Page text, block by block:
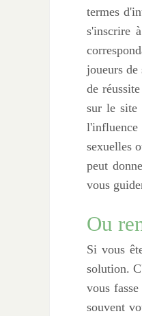
termes
s'inscrire
joueurs
de
sur le site
l'influence
sexuelles
peut
vous
Ou
Si vous
solution.
vous
souvent